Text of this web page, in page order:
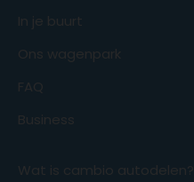
In je buurt
Ons wagenpark
FAQ
Business
Wat is cambio autodelen?